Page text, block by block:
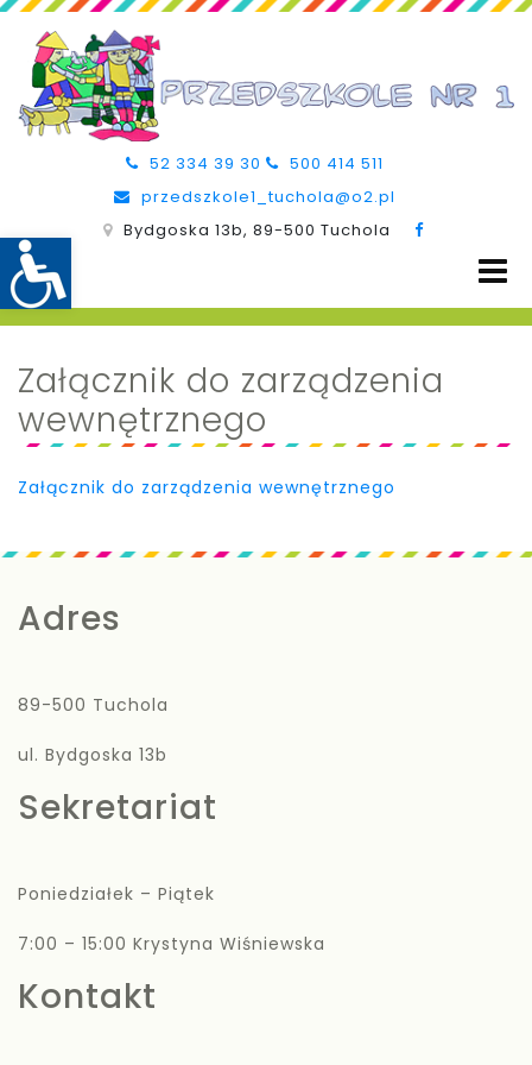
52 334 39 30
500 414 511
przedszkole1_tuchola@o2.pl
Bydgoska 13b, 89-500 Tuchola
Załącznik do zarządzenia
wewnętrznego
Załącznik do zarządzenia wewnętrznego
Adres
89-500 Tuchola
ul. Bydgoska 13b
Sekretariat
Poniedziałek – Piątek
7:00 – 15:00 Krystyna Wiśniewska
Kontakt